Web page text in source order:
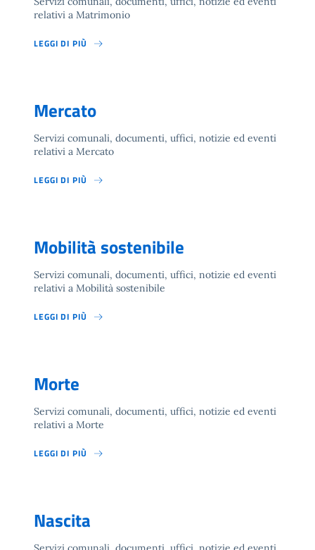
relativi a Matrimonio
LEGGI DI PIÙ
Mercato
Servizi comunali, documenti, uffici, notizie ed eventi
relativi a Mercato
LEGGI DI PIÙ
Mobilità sostenibile
Servizi comunali, documenti, uffici, notizie ed eventi
relativi a Mobilità sostenibile
LEGGI DI PIÙ
Morte
Servizi comunali, documenti, uffici, notizie ed eventi
relativi a Morte
LEGGI DI PIÙ
Nascita